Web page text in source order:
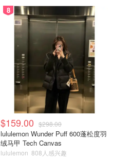
8
$159.00 $298.00
lululemon Wunder Puff 600蓬松度羽
绒马甲 Tech Canvas
lululemon 808人感兴趣